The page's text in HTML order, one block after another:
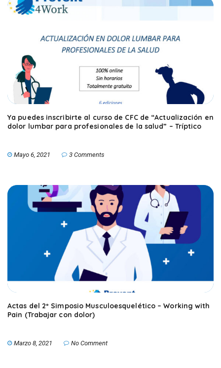
Ya puedes inscribirte al curso de CFC de “Actualización en
dolor lumbar para profesionales de la salud” – Tríptico
Mayo 6, 2021 3 Comments
Actas del 2º Simposio Musculoesquelético – Working with
Pain (Trabajar con dolor)
Marzo 8, 2021 No Comment